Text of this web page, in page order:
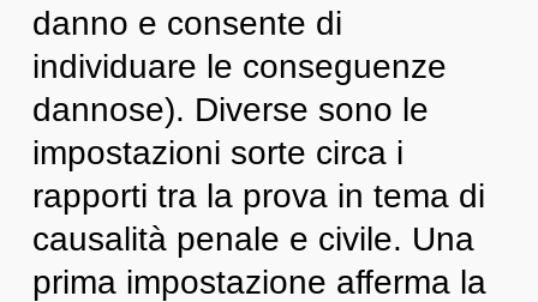
danno e consente di
individuare le conseguenze
dannose). Diverse sono le
impostazioni sorte circa i
rapporti tra la prova in tema di
causalità penale e civile. Una
prima impostazione afferma la